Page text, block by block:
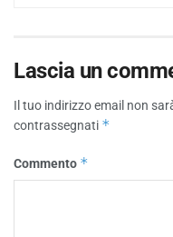
Lascia un
Il tuo indirizzo email non
contrassegnati *
Commento *